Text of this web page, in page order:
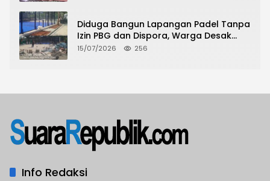
Diduga Bangun Lapangan Padel Tanpa
Izin PBG dan Dispora, Warga Desak
CKTRP dan Dispora Jakarta Barat
15/07/2026 256
Info Redaksi